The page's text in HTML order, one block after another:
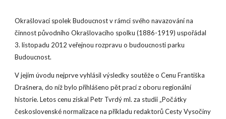
Okrašlovací spolek Budoucnost v rámci svého navazování na
činnost původního Okrašlovacího spolku (1886-1919) uspořádal
3. listopadu 2012 veřejnou rozpravu o budoucnosti parku
Budoucnost.
V jejím úvodu nejprve vyhlásil výsledky soutěže o Cenu Františka
Drašnera, do níž bylo přihlášeno pět prací z oboru regionální
historie. Letos cenu získal Petr Tvrdý ml. za studii „Počátky
československé normalizace na příkladu redaktorů Cesty Vysočiny